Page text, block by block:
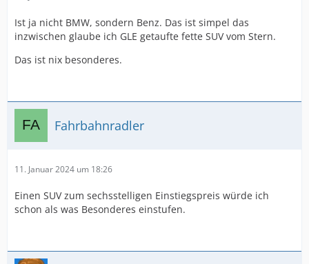
Ist ja nicht BMW, sondern Benz. Das ist simpel das
inzwischen glaube ich GLE getaufte fette SUV vom Stern.
Das ist nix besonderes.
Fahrbahnradler
11. Januar 2024 um 18:26
Einen SUV zum sechsstelligen Einstiegspreis würde ich
schon als was Besonderes einstufen.